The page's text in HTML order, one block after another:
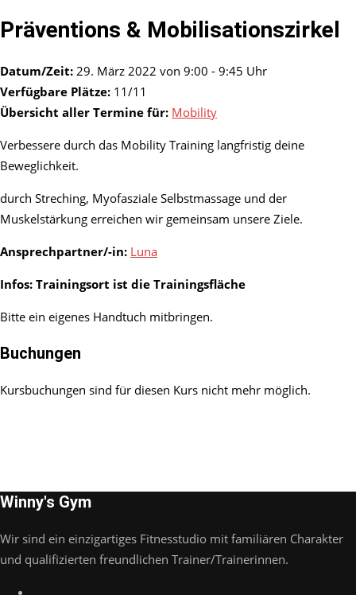
Präventions & Mobilisationszirkel
Datum/Zeit: 29. März 2022 von 9:00 - 9:45 Uhr
Verfügbare Plätze: 11/11
Übersicht aller Termine für: Mobility
Verbessere durch das Mobility Training langfristig deine
Beweglichkeit.
durch Streching, Myofasziale Selbstmassage und der
Muskelstärkung erreichen wir gemeinsam unsere Ziele.
Ansprechpartner/-in: Luna
Infos: Trainingsort ist die Trainingsfläche
Bitte ein eigenes Handtuch mitbringen.
Buchungen
Kursbuchungen sind für diesen Kurs nicht mehr möglich.
Winny's Gym
Wir sind ein einzigartiges Fitnesstudio mit familiären Charakter
und qualifizierten freundlichen Trainer/Trainerinnen.